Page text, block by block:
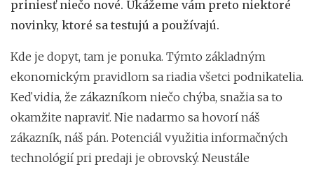
priniesť niečo nové. Ukážeme vám preto niektoré
novinky, ktoré sa testujú a používajú.
Kde je dopyt, tam je ponuka. Týmto základným
ekonomickým pravidlom sa riadia všetci podnikatelia.
Keď vidia, že zákazníkom niečo chýba, snažia sa to
okamžite napraviť. Nie nadarmo sa hovorí náš
zákazník, náš pán. Potenciál využitia informačných
technológií pri predaji je obrovský. Neustále